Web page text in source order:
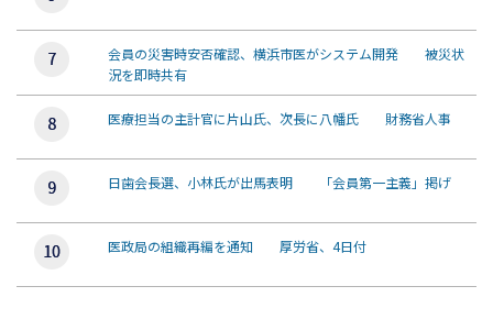
会員の災害時安否確認、横浜市医がシステム開発 被災状
況を即時共有
医療担当の主計官に片山氏、次長に八幡氏 財務省人事
日歯会長選、小林氏が出馬表明 「会員第一主義」掲げ
医政局の組織再編を通知 厚労省、4日付